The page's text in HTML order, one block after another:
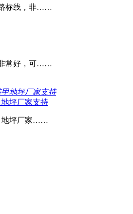
路标线，非……
非常好，可……
坪厂家支持
地坪厂家……